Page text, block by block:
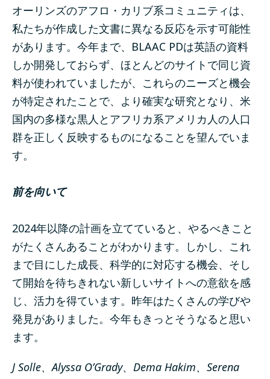
オーリンズのアフロ・カリブ系コミュニティは、
私たちが作成した文書に異なる反応を示す可能性
があります。今年まで、BLAAC PDは英語の資料
しか開発しておらず、ほとんどのサイトで同じ資
料が使われていましたが、これらのニーズと機会
が特定されたことで、より確実な研究となり、米
国内の多様な黒人とアフリカ系アメリカ人の人口
群を正しく反映するものになることを望んでいま
す。
前を向いて
2024年以降の計画を立てていると、やるべきこと
がたくさんあることがわかります。しかし、これ
まで目にした成長、科学的に対応する機会、そし
て開始を待ちきれない新しいサイトへの意欲を感
じ、活力を得ています。昨年はたくさんの学びや
発見がありました。今年もきっとそうなると思い
ます。
J Solle、Alyssa O’Grady、Dema Hakim、Serena